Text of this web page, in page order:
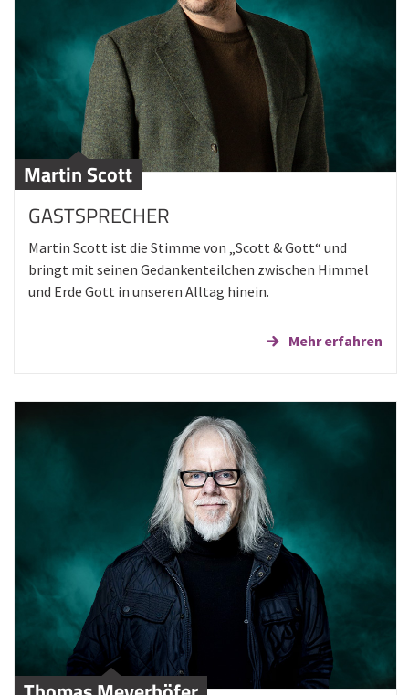
Martin Scott
GASTSPRECHER
Martin Scott ist die Stimme von „Scott & Gott“ und
bringt mit seinen Gedankenteilchen zwischen Himmel
und Erde Gott in unseren Alltag hinein.
Mehr erfahren